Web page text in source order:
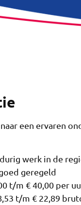
een ervaren
werk in de
geregeld
t/m € 40,00 per
t/m € 22,89